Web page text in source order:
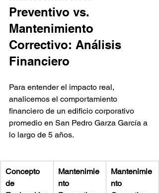
Preventivo vs.
Mantenimiento
Correctivo: Análisis
Financiero
Para entender el impacto real,
analicemos el comportamiento
financiero de un edificio corporativo
promedio en San Pedro Garza García a
lo largo de 5 años.
Concepto
de
Mantenimie
nto
Mantenimie
nto